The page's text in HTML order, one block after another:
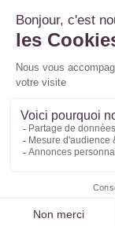
Recrutement